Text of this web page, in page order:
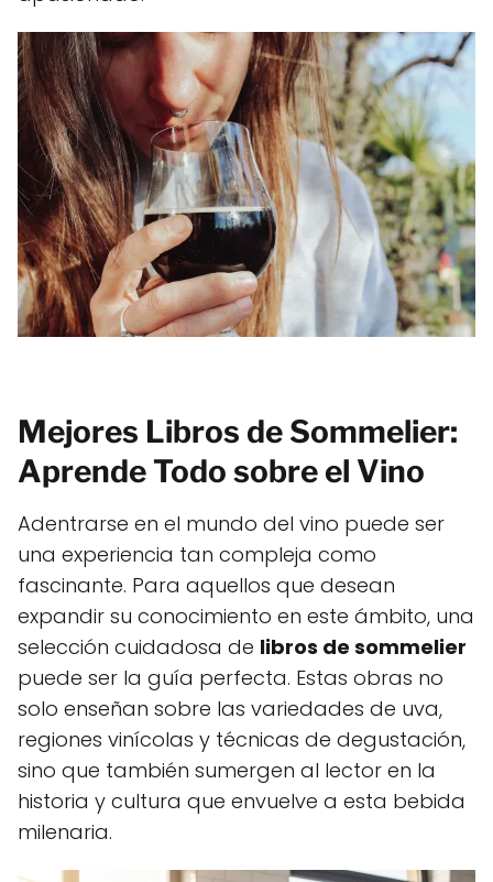
Mejores Libros de Sommelier:
Aprende Todo sobre el Vino
Adentrarse en el mundo del vino puede ser
una experiencia tan compleja como
fascinante. Para aquellos que desean
expandir su conocimiento en este ámbito, una
selección cuidadosa de libros de sommelier
puede ser la guía perfecta. Estas obras no
solo enseñan sobre las variedades de uva,
regiones vinícolas y técnicas de degustación,
sino que también sumergen al lector en la
historia y cultura que envuelve a esta bebida
milenaria.